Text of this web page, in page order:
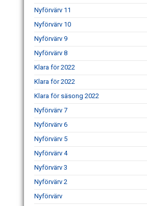
Nyförvärv 11
Nyförvärv 10
Nyförvärv 9
Nyförvärv 8
Klara för 2022
Klara för 2022
Klara för säsong 2022
Nyförvärv 7
Nyförvärv 6
Nyförvärv 5
Nyförvärv 4
Nyförvärv 3
Nyförvärv 2
Nyförvärv